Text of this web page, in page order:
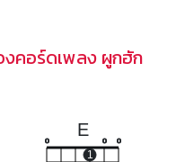
งคอร์ดเพลง ผูกฮัก
E
o
1
o o